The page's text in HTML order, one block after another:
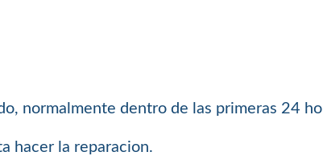
normalmente dentro de las primeras 24
hacer la reparacion.